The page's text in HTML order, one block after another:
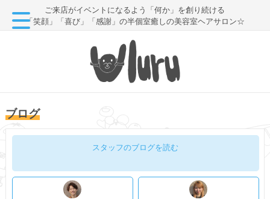
ご来店がイベントになるよう「何か」を創り続ける
「笑顔」「喜び」「感謝」の半個室癒しの美容室ヘアサロン☆
ブログ
スタッフのブログを読む